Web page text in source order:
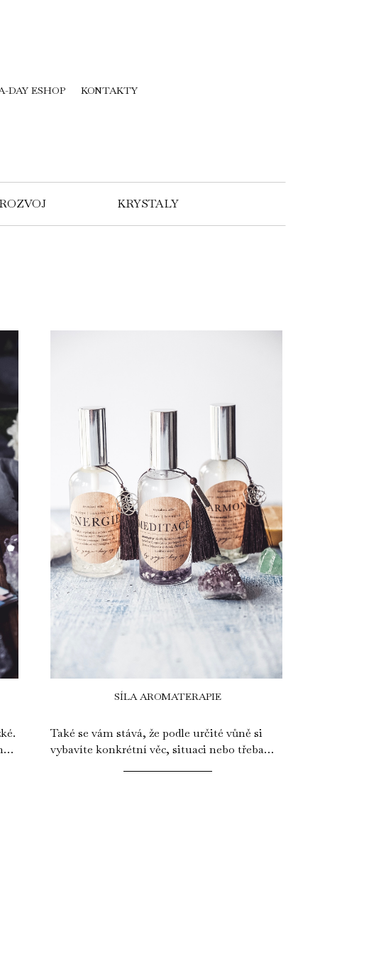
DAY ESHOP KONTAKTY
KRYSTALY
SÍLA AROMATERAPIE
Také se vám stává, že podle určité vůně si
vybavíte konkrétní věc, situaci nebo třeba